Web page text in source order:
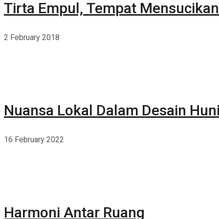
Tirta Empul, Tempat
2 February 2018
Nuansa Lokal Dalam Desain
16 February 2022
Harmoni Antar Ruang